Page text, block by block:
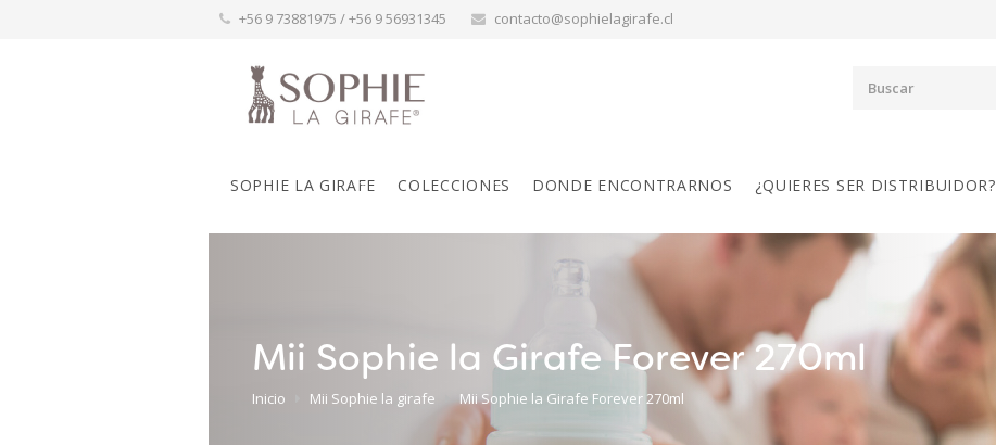
+56 9 73881975 / +56 9 56931345 contacto@sophielagirafe.cl
SOPHIE LA GIRAFE COLECCIONES DONDE ENCONTRARNOS ¿QUIERES SER DISTRIBUIDOR?
Mii Sophie la Girafe Forever 270ml
Inicio Mii Sophie la girafe Mii Sophie la Girafe Forever 270ml